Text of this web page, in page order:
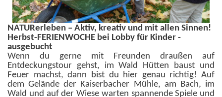
NATURerleben – Aktiv, kreativ und mit allen Sinnen!
Herbst-FERIENWOCHE bei Lobby für Kinder -
ausgebucht
Wenn du gerne mit Freunden draußen auf
Entdeckungstour gehst, im Wald Hütten baust und
Feuer machst, dann bist du hier genau richtig! Auf
dem Gelände der Kaiserbacher Mühle, am Bach, im
Wald und auf der Wiese warten spannende Spiele und